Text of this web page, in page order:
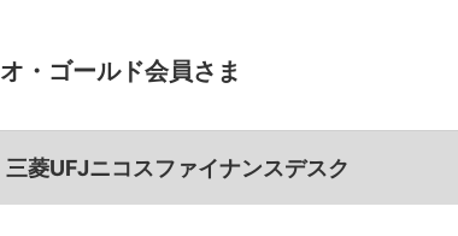
・ゴールド会員さま
三菱UFJニコスファイナンスデスク